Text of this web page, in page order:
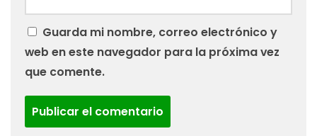
Guarda mi nombre, correo electrónico y
web en este navegador para la próxima vez
que comente.